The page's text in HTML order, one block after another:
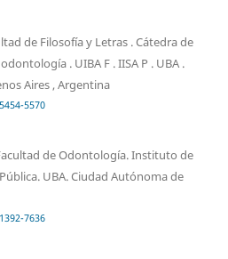
de Filosofía y Letras . Cátedra de
. UIBA F . IISA P . UBA .
Aires , Argentina
5570
de Odontología. Instituto de
UBA. Ciudad Autónoma de
7636